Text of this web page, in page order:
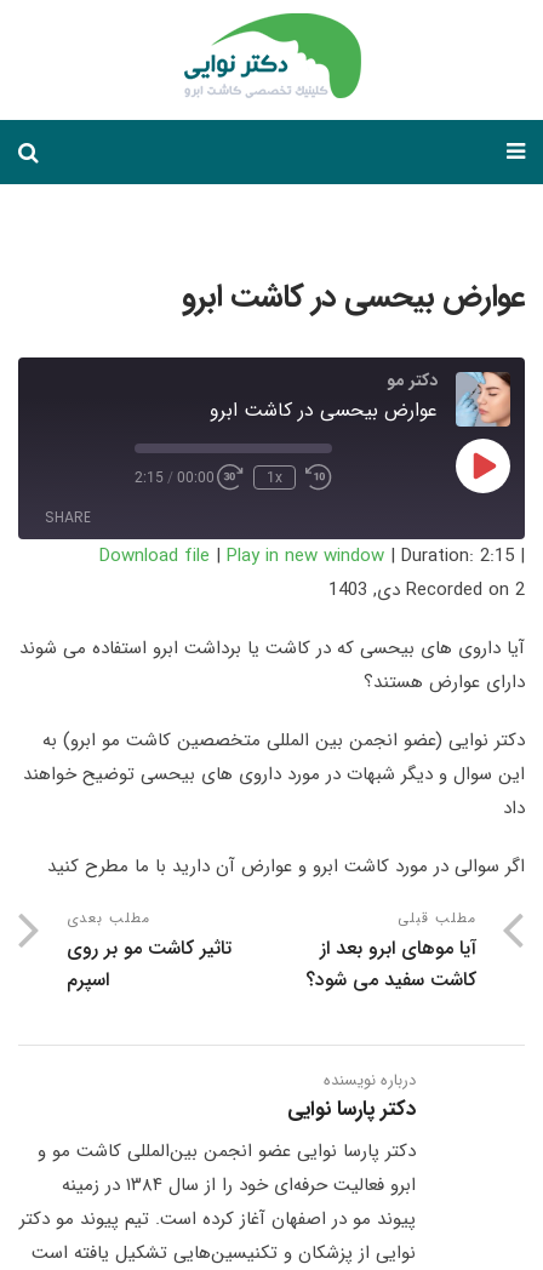
عوارض بیحسی در کاشت ابرو
دکتر مو
عوارض بیحسی در کاشت ابرو
1x
00:00
/
2:15
SHARE
SHARE
LINK
EMBED
Download file | Play in new window | Duration: 2:15 |
Recorded on 2 دی, 1403
آیا داروی های بیحسی که در کاشت یا برداشت ابرو استفاده می شوند
دارای عوارض هستند؟
دکتر نوایی (عضو انجمن بین المللی متخصصین کاشت مو ابرو) به
این سوال و دیگر شبهات در مورد داروی های بیحسی توضیح خواهند
داد
اگر سوالی در مورد کاشت ابرو و عوارض آن دارید با ما مطرح کنید
مطلب قبلی
آیا موهای ابرو بعد از
کاشت سفید می شود؟
مطلب بعدی
تاثیر کاشت مو بر روی
اسپرم
درباره نویسنده
دکتر پارسا نوایی
دکتر پارسا نوایی عضو انجمن بین‌المللی کاشت مو و
ابرو فعالیت حرفه‌ای خود را از سال ۱۳۸۴ در زمینه
پیوند مو در اصفهان آغاز کرده است. تیم پیوند مو دکتر
نوایی از پزشکان و تکنیسین‌هایی تشکیل یافته است